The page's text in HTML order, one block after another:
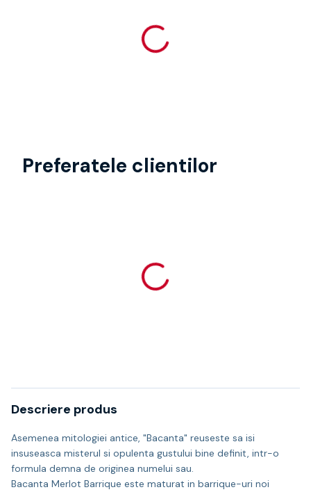
Preferatele clientilor
Descriere produs
Asemenea mitologiei antice, "Bacanta" reuseste sa isi
insuseasca misterul si opulenta gustului bine definit, intr-o
formula demna de originea numelui sau.
Bacanta Merlot Barrique este maturat in barrique-uri noi